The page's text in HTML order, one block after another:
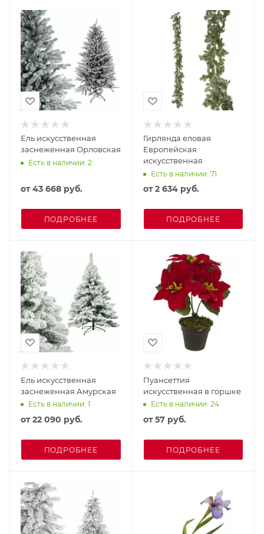
Ель искусственная
заснеженная Орловская
Есть в наличии: 2
от43 668 руб.
ПОДРОБНЕЕ
Гирлянда еловая
Европейская
искусственная
Есть в наличии: 71
от2 634 руб.
ПОДРОБНЕЕ
Ель искусственная
заснеженная Амурская
Есть в наличии: 1
от22 090 руб.
ПОДРОБНЕЕ
Пуансеттия
искусственная в горшке
Есть в наличии: 24
от57 руб.
ПОДРОБНЕЕ